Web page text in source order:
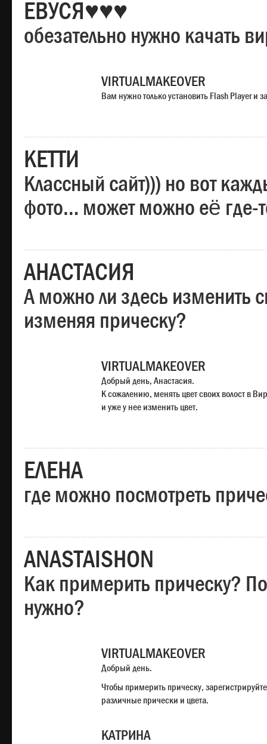
ЕВУСЯ♥♥♥
обезательно нужно качать
VIRTUALMAKEOVER
Вам нужно только установить Flash Player и
КЕТТИ
Классный сайт))) но вот
фото… может можно её где-
АНАСТАСИЯ
А можно ли здесь изменить
изменяя прическу?
VIRTUALMAKEOVER
Добрый день, Анастасия.
К сожалению, менять цвет своих волост в
и уже у нее изменить цвет.
ЕЛЕНА
где можно посмотреть
ANASTAISHON
Как примерить прическу?
нужно?
VIRTUALMAKEOVER
Добрый день.
Чтобы примерить прическу,
различные прически и цвета.
КАТРИНА